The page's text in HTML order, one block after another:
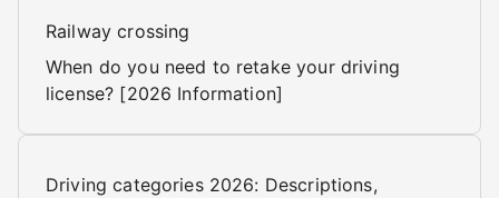
Railway crossing
When do you need to retake your driving
license? [2026 Information]
Driving categories 2026: Descriptions,